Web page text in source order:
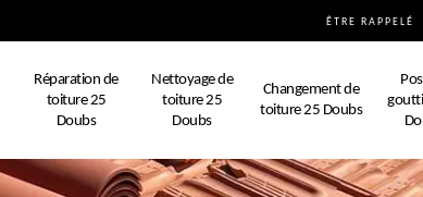
ÊTRE RAPPELÉ
Réparation de
toiture 25
Doubs
Nettoyage de
toiture 25
Doubs
Changement de
toiture 25 Doubs